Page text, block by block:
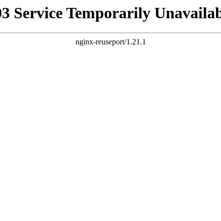
Service Temporarily
nginx-reuseport/1.21.1